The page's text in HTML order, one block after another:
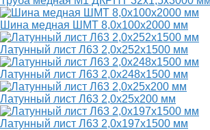
Шина медная ШМТ 8,0х100х2000 мм
Латунный лист Л63 2,0х252х1500 мм
Латунный лист Л63 2,0х248х1500 мм
Латунный лист Л63 2,0х25х200 мм
Латунный лист Л63 2,0х197х1500 мм